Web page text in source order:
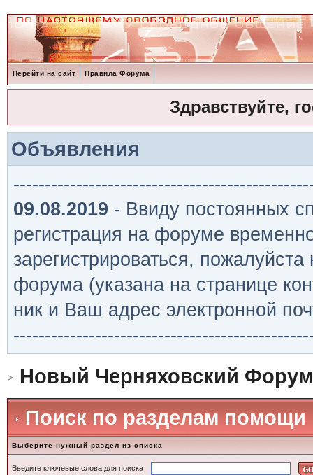
Перейти на сайт Правила Форума
Здравствуйте,
Объявления
09.08.2019 - Ввиду постоянных
регистрация на форуме
зарегистрироваться,
форума (указана на странице
ник и Ваш адрес электронной
Новый Черняховский Форум
Поиск по разделам помощи
Выберите нужный раздел из списка
Введите ключевые слова для поиска